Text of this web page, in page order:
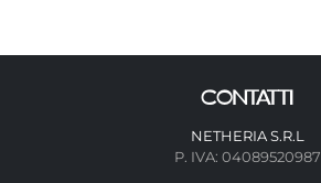
CONTATTI
NETHERIA S.R.L
P. IVA: 04089520987